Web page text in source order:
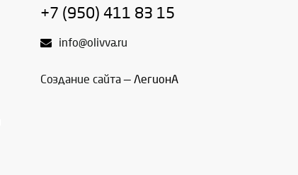
+7 (950) 411 83 15
info@olivva.ru
Создание сайта— ЛегионА